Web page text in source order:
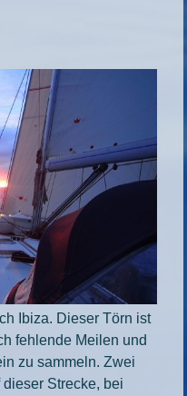
Ibiza. Dieser Törn ist
fehlende Meilen und
zu sammeln. Zwei
Strecke, bei